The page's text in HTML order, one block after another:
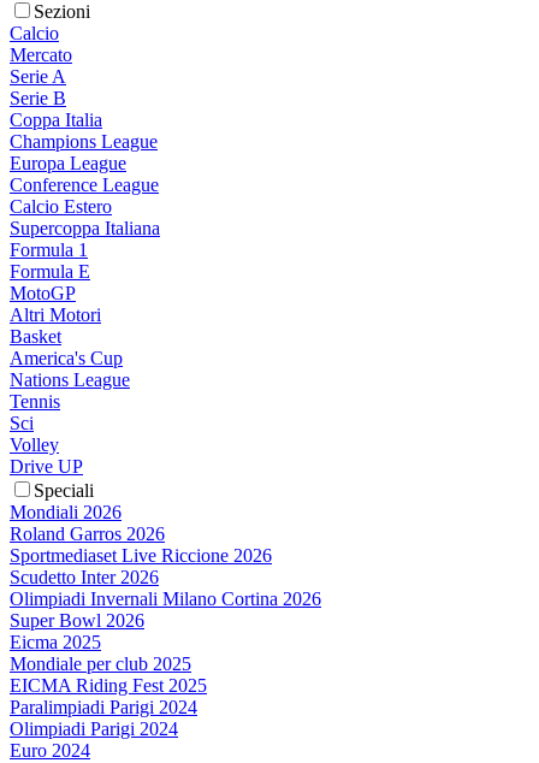
Sezioni
Calcio
Mercato
Serie A
Serie B
Coppa Italia
Champions League
Europa League
Conference League
Calcio Estero
Supercoppa Italiana
Formula 1
Formula E
MotoGP
Altri Motori
Basket
America's Cup
Nations League
Tennis
Sci
Volley
Drive UP
Speciali
Mondiali 2026
Roland Garros 2026
Sportmediaset Live Riccione 2026
Scudetto Inter 2026
Olimpiadi Invernali Milano Cortina 2026
Super Bowl 2026
Eicma 2025
Mondiale per club 2025
EICMA Riding Fest 2025
Paralimpiadi Parigi 2024
Olimpiadi Parigi 2024
Euro 2024